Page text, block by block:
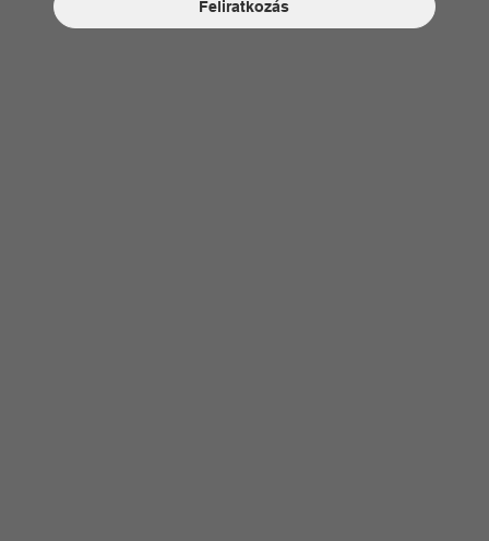
Feliratkozás